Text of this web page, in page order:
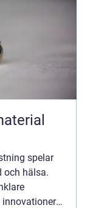
spelar
och hälsa.
innovationer